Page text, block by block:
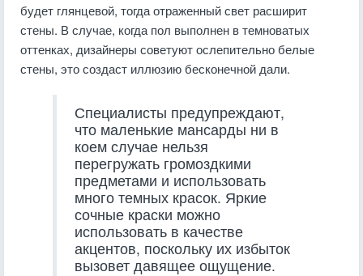
будет глянцевой, тогда отраженный свет расширит
стены. В случае, когда пол выполнен в темноватых
оттенках, дизайнеры советуют ослепительно белые
стены, это создаст иллюзию бесконечной дали.
Специалисты предупреждают,
что маленькие мансарды ни в
коем случае нельзя
перегружать громоздкими
предметами и использовать
много темных красок. Яркие
сочные краски можно
использовать в качестве
акцентов, поскольку их избыток
вызовет давящее ощущение.